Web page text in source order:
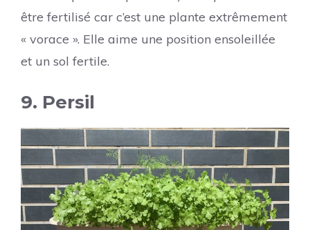
être fertilisé car c’est une plante extrêmement
« vorace ». Elle aime une position ensoleillée
et un sol fertile.
9. Persil